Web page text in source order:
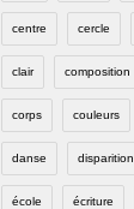
centre cercle
clair composition
corps couleurs
danse disparition
école écriture